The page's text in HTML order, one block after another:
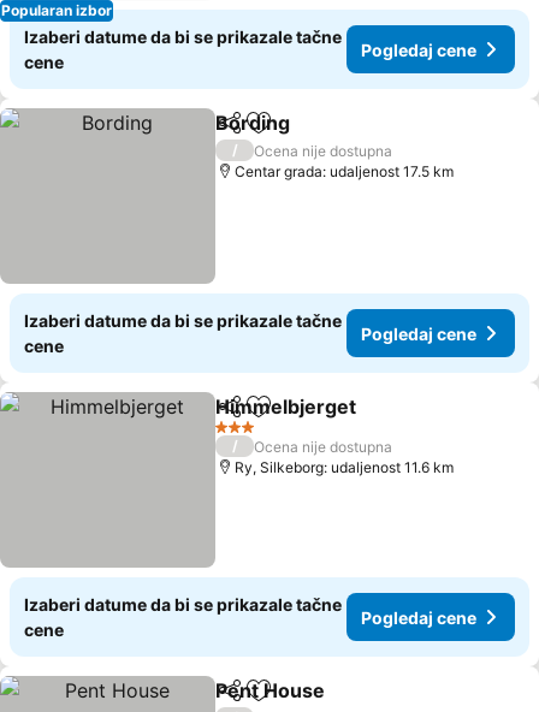
Popularan izbor
Izaberi datume da bi se prikazale tačne
cene
Pogledaj cene
Deli Dodati u favorite
Bording
/
Ocena nije dostupna
Centar grada: udaljenost 17.5 km
Izaberi datume da bi se prikazale tačne
cene
Pogledaj cene
Deli Dodati u favorite
Himmelbjerget
3 Zvezdice
/
Ocena nije dostupna
Ry, Silkeborg: udaljenost 11.6 km
Izaberi datume da bi se prikazale tačne
cene
Pogledaj cene
Deli Dodati u favorite
Pent House